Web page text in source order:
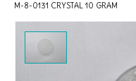
M-8-0131 CRYSTAL 10 GRAM